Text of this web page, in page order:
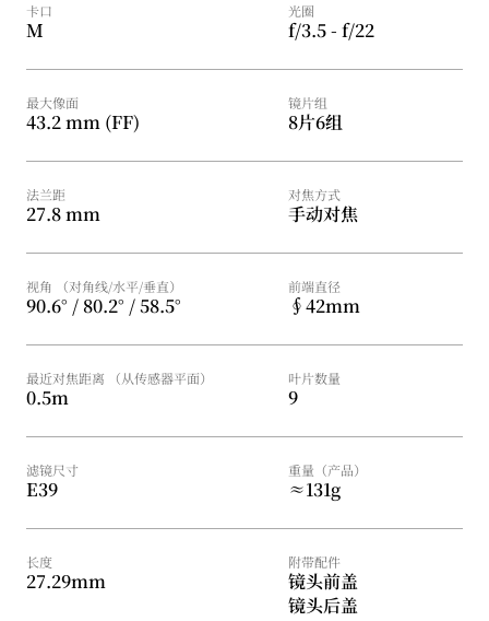
卡口
M
光圈
f/3.5 - f/22
最大像面
43.2 mm (FF)
镜片组
8片6组
法兰距
27.8 mm
对焦方式
手动对焦
视角 （对角线/水平/垂直）
90.6° / 80.2° / 58.5°
前端直径
∮42mm
最近对焦距离 （从传感器平面）
0.5m
叶片数量
9
滤镜尺寸
E39
重量（产品）
≈131g
长度
27.29mm
附带配件
镜头前盖
镜头后盖